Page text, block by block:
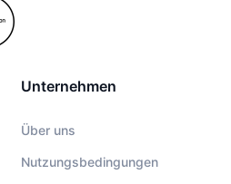
Unternehmen
Über uns
Nutzungsbedingungen